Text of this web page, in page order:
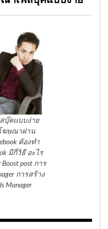
บุ๊คแบบง่าย
ฆษณาผ่าน
ต้องทำ
มีกี่วิธี อะไร
post การ
การสร้าง
Manager